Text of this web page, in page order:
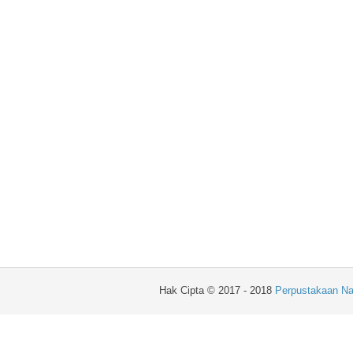
Hak Cipta © 2017 - 2018 Perpustakaan